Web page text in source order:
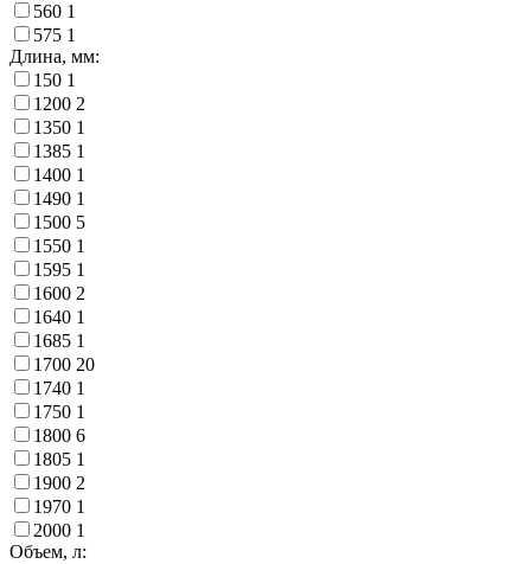
560 1
575 1
Длина, мм:
150 1
1200 2
1350 1
1385 1
1400 1
1490 1
1500 5
1550 1
1595 1
1600 2
1640 1
1685 1
1700 20
1740 1
1750 1
1800 6
1805 1
1900 2
1970 1
2000 1
Объем, л: